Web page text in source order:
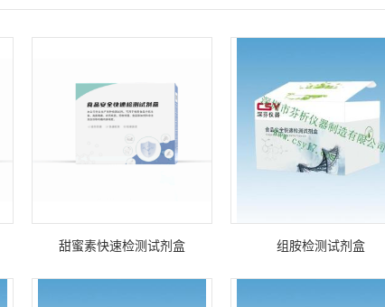
甜蜜素快速检测试剂盒 组胺检测试剂盒